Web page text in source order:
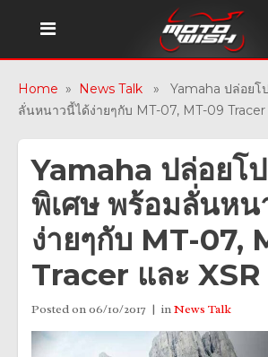
Home » News Talk » Yamaha ปล่อยโ
ลั่นหนาวนี้ได้ง่ายๆกับ MT-07, MT-09
Yamaha ปล่อยโ
พิเศษ พร้อมลั่นหน
ง่ายๆกับ MT-07,
Tracer และ
Posted on06/10/2017 inNews Talk